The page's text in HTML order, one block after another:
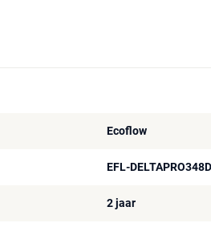
Ecoflow
EFL-
2 jaar